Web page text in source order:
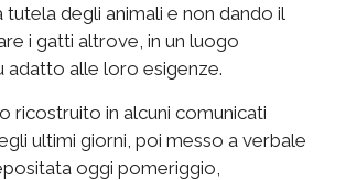
degli animali e non dando il
i gatti altrove, in un luogo
adatto alle loro esigenze.
ricostruito in alcuni comunicati
ultimi giorni, poi messo a verbale
oggi pomeriggio,